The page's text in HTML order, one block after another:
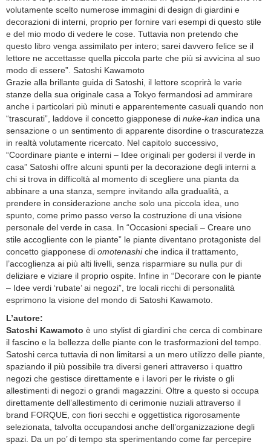
volutamente scelto numerose immagini di design di giardini e
decorazioni di interni, proprio per fornire vari esempi di questo stile
e del mio modo di vedere le cose. Tuttavia non pretendo che
questo libro venga assimilato per intero; sarei davvero felice se il
lettore ne accettasse quella piccola parte che più si avvicina al suo
modo di essere”. Satoshi Kawamoto
Grazie alla brillante guida di Satoshi, il lettore scoprirà le varie
stanze della sua originale casa a Tokyo fermandosi ad ammirare
anche i particolari più minuti e apparentemente casuali quando non
“trascurati”, laddove il concetto giapponese di nuke-kan indica una
sensazione o un sentimento di apparente disordine o trascuratezza
in realtà volutamente ricercato. Nel capitolo successivo,
“Coordinare piante e interni – Idee originali per godersi il verde in
casa” Satoshi offre alcuni spunti per la decorazione degli interni a
chi si trova in difficoltà al momento di scegliere una pianta da
abbinare a una stanza, sempre invitando alla gradualità, a
prendere in considerazione anche solo una piccola idea, uno
spunto, come primo passo verso la costruzione di una visione
personale del verde in casa. In “Occasioni speciali – Creare uno
stile accogliente con le piante” le piante diventano protagoniste del
concetto giapponese di omotenashiche indica il trattamento,
l’accoglienza ai più alti livelli, senza risparmiare su nulla pur di
deliziare e viziare il proprio ospite. Infine in “Decorare con le piante
– Idee verdi ‘rubate’ ai negozi”, tre locali ricchi di personalità
esprimono la visione del mondo di Satoshi Kawamoto.
L’autore:
Satoshi Kawamoto è uno stylist di giardini che cerca di combinare
il fascino e la bellezza delle piante con le trasformazioni del tempo.
Satoshi cerca tuttavia di non limitarsi a un mero utilizzo delle piante,
spaziando il più possibile tra diversi generi attraverso i quattro
negozi che gestisce direttamente e i lavori per le riviste o gli
allestimenti di negozi o grandi magazzini. Oltre a questo si occupa
direttamente dell’allestimento di cerimonie nuziali attraverso il
brand FORQUE, con fiori secchi e oggettistica rigorosamente
selezionata, talvolta occupandosi anche dell’organizzazione degli
spazi. Da un po’ di tempo sta sperimentando come far percepire